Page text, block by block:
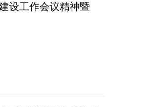
设工作会议精神暨